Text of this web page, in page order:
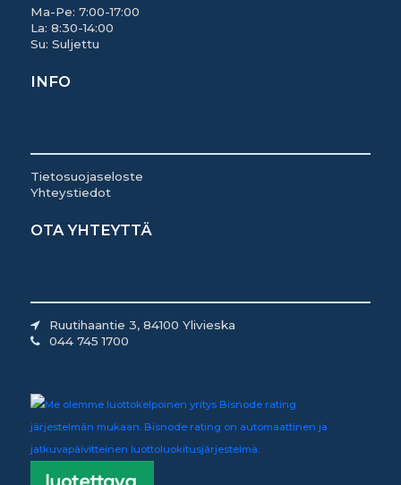
Ma-Pe: 7:00-17:00
La: 8:30-14:00
Su: Suljettu
INFO
Tietosuojaseloste
Yhteystiedot
OTA YHTEYTTÄ
Ruutihaantie 3, 84100 Ylivieska
044 745 1700